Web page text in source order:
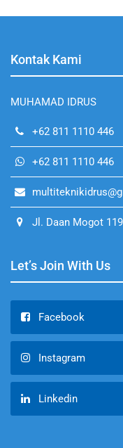
Kontak Kami
MUHAMAD IDRUS
+62 811 1110 446
+62 811 1110 446
Jl. Daan Mogot
Let’s Join With Us
Facebook
Instagram
Linkedin